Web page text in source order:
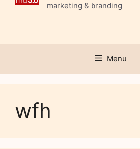
marketing & branding
Menu
wfh